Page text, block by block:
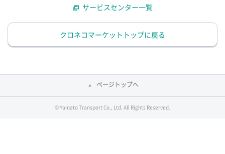
サービスセンター一覧
クロネコマーケットトップに戻る
ページトップへ
© Yamato Transport Co., Ltd. All Rights Reserved.